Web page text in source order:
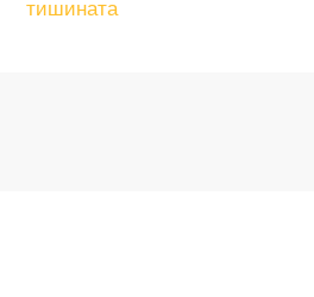
тишината